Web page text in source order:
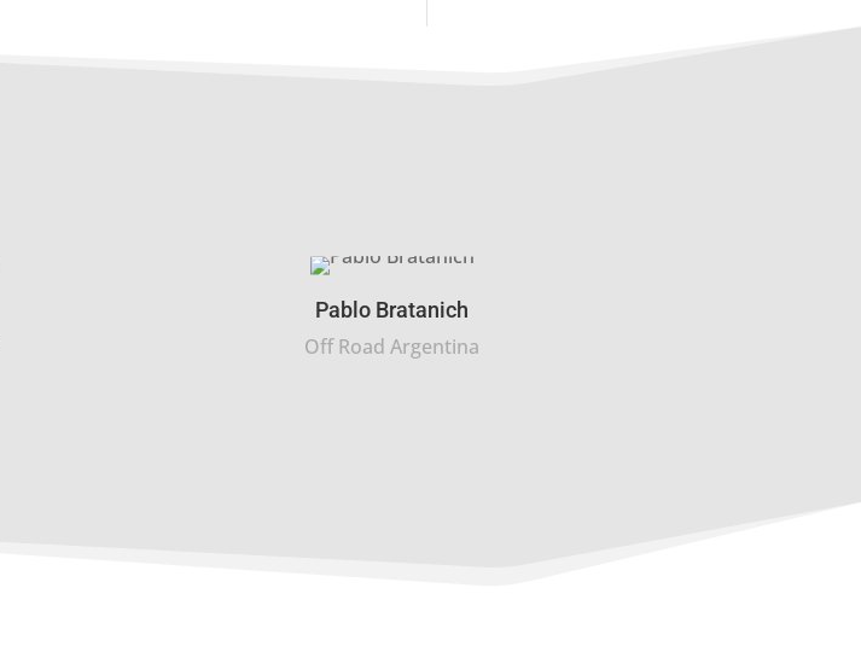
Pablo Bratanich
Off Road Argentina